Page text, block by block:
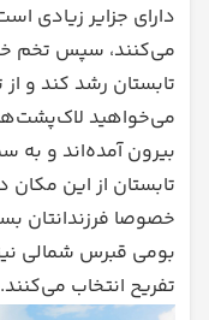
دارای جزایر زیادی
می‌کنند، سپس تخم
تابستان رشد کند و
می‌خواهید
بیرون آمده‌اند و به
تابستان از این
خصوصا فرزندانتان
بومی قبرس شمالی
تفریح انتخاب می‌کنند.